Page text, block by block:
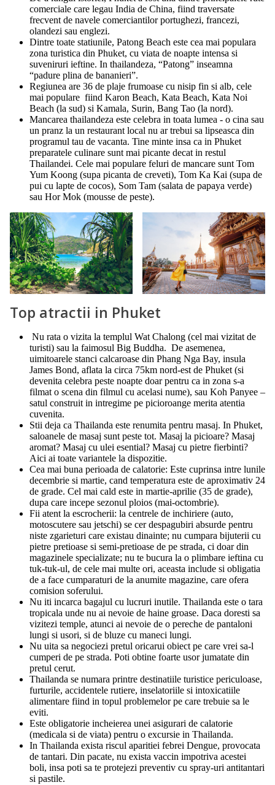
comerciale care legau India de China, fiind traversate
frecvent de navele comerciantilor portughezi, francezi,
olandezi sau englezi.
Dintre toate statiunile, Patong Beach este cea mai populara
zona turistica din Phuket, cu viata de noapte intensa si
suveniruri ieftine. In thailandeza, “Patong” inseamna
“padure plina de bananieri”.
Regiunea are 36 de plaje frumoase cu nisip fin si alb, cele
mai populare fiind Karon Beach, Kata Beach, Kata Noi
Beach (la sud) si Kamala, Surin, Bang Tao (la nord).
Mancarea thailandeza este celebra in toata lumea - o cina sau
un pranz la un restaurant local nu ar trebui sa lipseasca din
programul tau de vacanta. Tine minte insa ca in Phuket
preparatele culinare sunt mai picante decat in restul
Thailandei. Cele mai populare feluri de mancare sunt Tom
Yum Koong (supa picanta de creveti), Tom Ka Kai (supa de
pui cu lapte de cocos), Som Tam (salata de papaya verde)
sau Hor Mok (mousse de peste).
Top atractii in Phuket
Nu rata o vizita la templul Wat Chalong (cel mai vizitat de
turisti) sau la faimosul Big Buddha. De asemenea,
uimitoarele stanci calcaroase din Phang Nga Bay, insula
James Bond, aflata la circa 75km nord-est de Phuket (si
devenita celebra peste noapte doar pentru ca in zona s-a
filmat o scena din filmul cu acelasi nume), sau Koh Panyee –
satul construit in intregime pe picioroange merita atentia
cuvenita.
Stii deja ca Thailanda este renumita pentru masaj. In Phuket,
saloanele de masaj sunt peste tot. Masaj la picioare? Masaj
aromat? Masaj cu ulei esential? Masaj cu pietre fierbinti?
Aici ai toate variantele la dispozitie.
Cea mai buna perioada de calatorie: Este cuprinsa intre lunile
decembrie si martie, cand temperatura este de aproximativ 24
de grade. Cel mai cald este in martie-aprilie (35 de grade),
dupa care incepe sezonul ploios (mai-octombrie).
Fii atent la escrocherii: la centrele de inchiriere (auto,
motoscutere sau jetschi) se cer despagubiri absurde pentru
niste zgarieturi care existau dinainte; nu cumpara bijuterii cu
pietre pretioase si semi-pretioase de pe strada, ci doar din
magazinele specializate; nu te bucura la o plimbare ieftina cu
tuk-tuk-ul, de cele mai multe ori, aceasta include si obligatia
de a face cumparaturi de la anumite magazine, care ofera
comision soferului.
Nu iti incarca bagajul cu lucruri inutile. Thailanda este o tara
tropicala unde nu ai nevoie de haine groase. Daca doresti sa
vizitezi temple, atunci ai nevoie de o pereche de pantaloni
lungi si usori, si de bluze cu maneci lungi.
Nu uita sa negociezi pretul oricarui obiect pe care vrei sa-l
cumperi de pe strada. Poti obtine foarte usor jumatate din
pretul cerut.
Thailanda se numara printre destinatiile turistice periculoase,
furturile, accidentele rutiere, inselatoriile si intoxicatiile
alimentare fiind in topul problemelor pe care trebuie sa le
eviti.
Este obligatorie incheierea unei asigurari de calatorie
(medicala si de viata) pentru o excursie in Thailanda.
In Thailanda exista riscul aparitiei febrei Dengue, provocata
de tantari. Din pacate, nu exista vaccin impotriva acestei
boli, insa poti sa te protejezi preventiv cu spray-uri antitantari
si pastile.